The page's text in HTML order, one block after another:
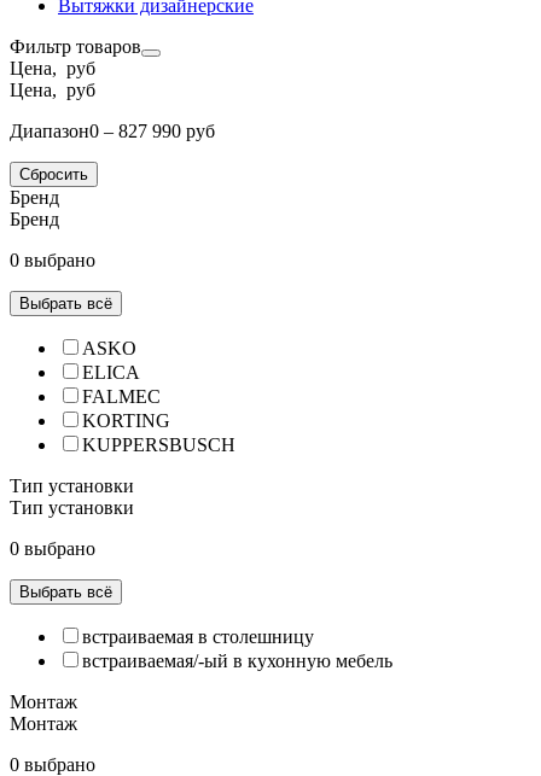
Вытяжки дизайнерские
Фильтр товаров
Цена, руб
Цена, руб
Диапазон0 – 827 990 руб
Сбросить
Бренд
Бренд
0 выбрано
Выбрать всё
ASKO
ELICA
FALMEC
KORTING
KUPPERSBUSCH
Тип установки
Тип установки
0 выбрано
Выбрать всё
встраиваемая в столешницу
встраиваемая/-ый в кухонную мебель
Монтаж
Монтаж
0 выбрано